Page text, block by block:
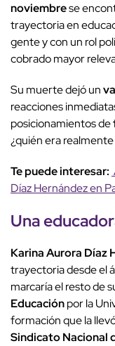
noviembrese
trayectoria en
gente y con un rol
cobrado mayor
Su muerte dejó un
reacciones
posicionamientos de
¿quién era
Te puede interesar:
Díaz Hernández en
Una
Karina Aurora Díaz
trayectoria desde el
marcaría el resto de
Educaciónpor la
formación que la
Sindicato Nacional